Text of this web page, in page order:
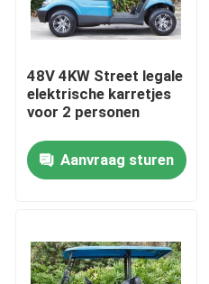
48V 4KW Street legale
elektrische karretjes
voor 2 personen
Aanvraag sturen